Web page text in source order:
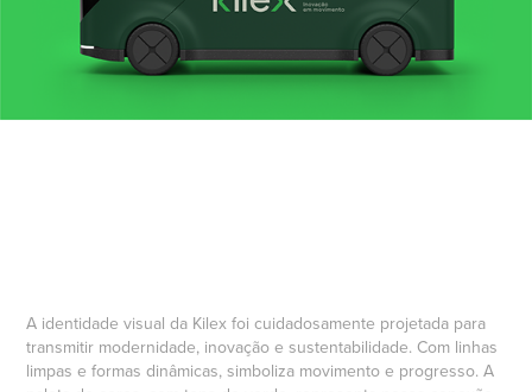
A identidade visual da Kilex foi cuidadosamente projetada para
transmitir modernidade, inovação e sustentabilidade. Com linhas
limpas e formas dinâmicas, simboliza movimento e progresso. A